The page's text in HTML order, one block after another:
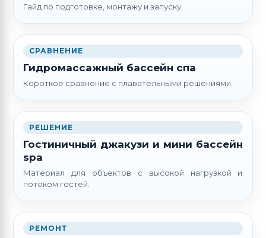
Гайд по подготовке, монтажу и запуску.
СРАВНЕНИЕ
Гидромассажный бассейн спа
Короткое сравнение с плавательными решениями.
РЕШЕНИЕ
Гостиничный джакузи и мини бассейн
spa
Материал для объектов с высокой нагрузкой и
потоком гостей.
РЕМОНТ